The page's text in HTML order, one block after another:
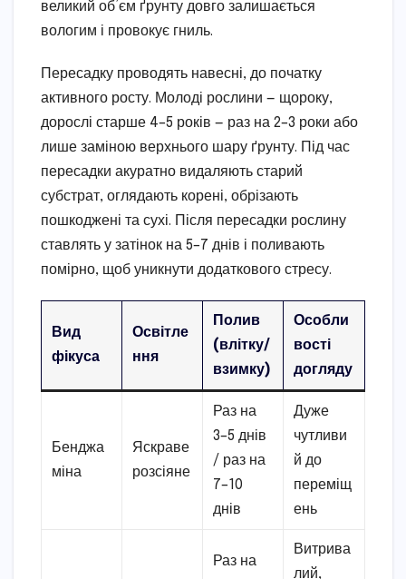
великий об’єм ґрунту довго залишається
вологим і провокує гниль.
Пересадку проводять навесні, до початку
активного росту. Молоді рослини — щороку,
дорослі старше 4–5 років — раз на 2–3 роки або
лише заміною верхнього шару ґрунту. Під час
пересадки акуратно видаляють старий
субстрат, оглядають корені, обрізають
пошкоджені та сухі. Після пересадки рослину
ставлять у затінок на 5–7 днів і поливають
помірно, щоб уникнути додаткового стресу.
Вид
фікуса
Освітле
ння
Полив
(влітку/
взимку)
Особли
вості
догляду
Бенджа
міна
Яскраве
розсіяне
Раз на
3–5 днів
/ раз на
7–10
днів
Дуже
чутливи
й до
переміщ
ень
Раз на
Витрива
лий,